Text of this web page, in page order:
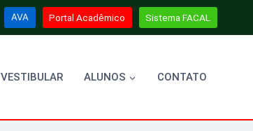
AVA Portal Acadêmico Sistema FACAL
VESTIBULAR ALUNOS CONTATO